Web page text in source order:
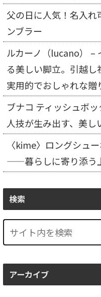
父の日に人気！名入れ
ンブラー
ルカーノ（lucano） –
る美しい脚立。引越し
実用的でおしゃれな贈
ブナコ ティッシュボ
人技が生み出す、美し
〈kime〉ロングシュ
——暮らしに寄り添う
検索
アーカイブ